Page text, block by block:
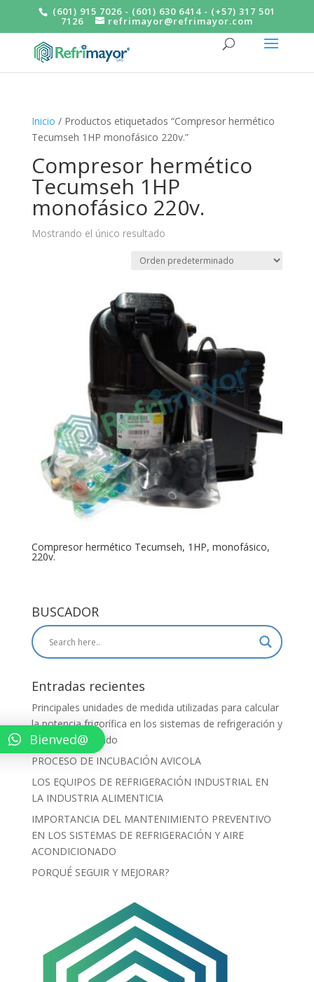
(601) 915 7026 - (601) 630 6414 - (+57) 317 501
7126 refrimayor@refrimayor.com
Inicio / Productos etiquetados “Compresor hermético
Tecumseh 1HP monofásico 220v.”
Compresor hermético
Tecumseh 1HP
monofásico 220v.
Mostrando el único resultado
Compresor hermético Tecumseh, 1HP, monofásico,
220v.
BUSCADOR
Entradas recientes
Principales unidades de medida utilizadas para calcular
la potencia frigorífica en los sistemas de refrigeración y
aire acondicionado
PROCESO DE INCUBACIÓN AVICOLA
LOS EQUIPOS DE REFRIGERACIÓN INDUSTRIAL EN
LA INDUSTRIA ALIMENTICIA
IMPORTANCIA DEL MANTENIMIENTO PREVENTIVO
EN LOS SISTEMAS DE REFRIGERACIÓN Y AIRE
ACONDICIONADO
PORQUÉ SEGUIR Y MEJORAR?
Bienved@